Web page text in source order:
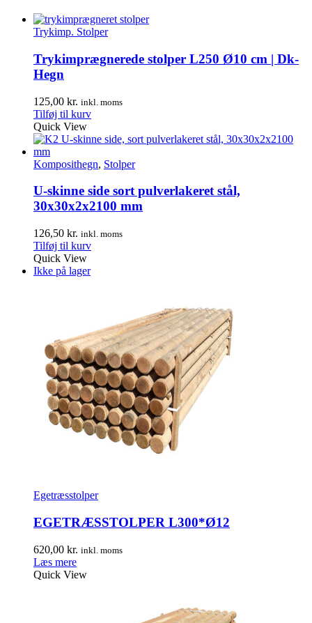
Trykimp. Stolper
Trykimprægnerede stolper L250 Ø10 cm | Dk-
Hegn
125,00 kr. inkl. moms
Tilføj til kurv
Quick View
Komposithegn, Stolper
U-skinne side sort pulverlakeret stål,
30x30x2x2100 mm
126,50 kr. inkl. moms
Tilføj til kurv
Quick View
Ikke på lager
Egetræsstolper
EGETRÆSSTOLPER L300*Ø12
620,00 kr. inkl. moms
Læs mere
Quick View